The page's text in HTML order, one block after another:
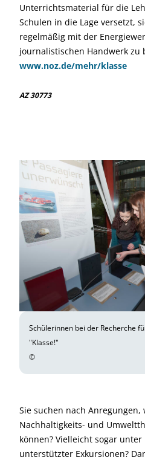
Unterrichtsmaterial für die
Schulen in die Lage versetzt,
regelmäßig mit der
journalistischen Handwerk zu
www.noz.de/mehr/klasse
AZ 30773
Schülerinnen bei der Recherche
"Klasse!"
©
Sie suchen nach
Nachhaltigkeits- und
können? Vielleicht sogar
unterstützter Exkursionen?